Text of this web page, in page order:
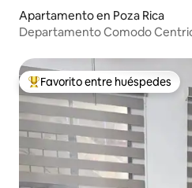
Apartamento en Poza Rica
Departamento Comodo
Favorito entre huéspedes
Favorito entre huéspedes